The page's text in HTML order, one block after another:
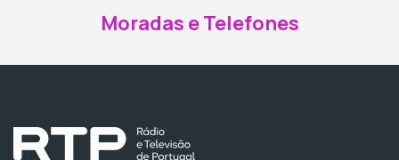
Moradas e Telefones